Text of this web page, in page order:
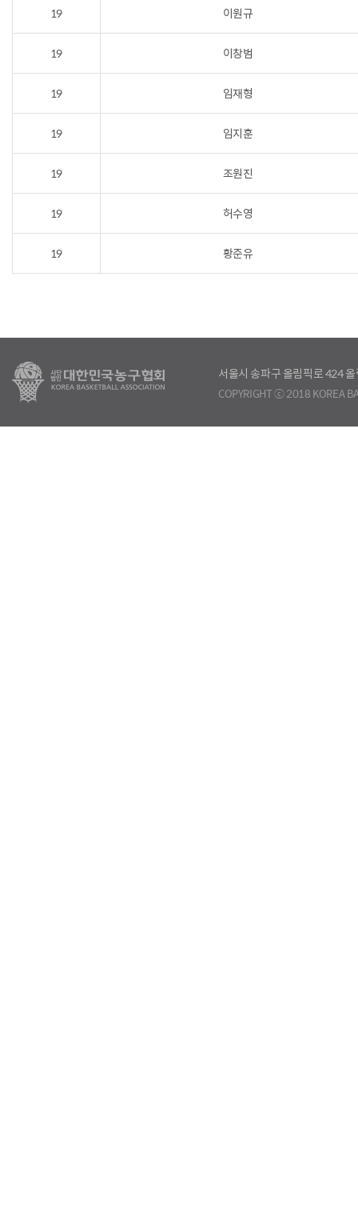
19 이원규
19 이창범
19 임재형
19 임지훈
19 조원진
19 허수영
19 황준유
서울시 송파구 올림픽로 424
COPYRIGHT ⓒ 2018 KOREA